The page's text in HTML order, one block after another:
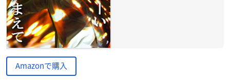
Amazonで購入